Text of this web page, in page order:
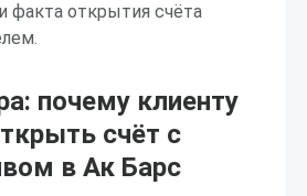
факта открытия счёта
почему клиенту
счёт с
в Ак Барс